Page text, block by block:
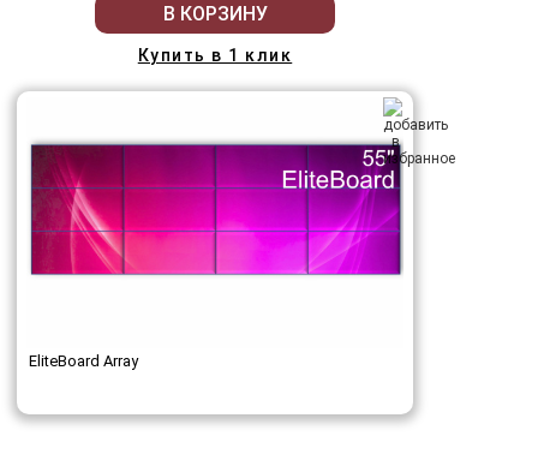
В КОРЗИНУ
Купить в 1 клик
EliteBoard Array